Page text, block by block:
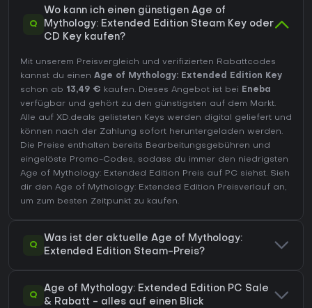
Q
Wo kann ich einen günstigen Age of
Mythology: Extended Edition Steam Key oder
CD Key kaufen?
Mit unserem Preisvergleich und verifizierten Rabattcodes
kannst du einen Age of Mythology: Extended Edition Key
schon ab 13,49 € kaufen. Dieses Angebot ist bei Eneba
verfügbar und gehört zu den günstigsten auf dem Markt.
Alle auf XD.deals gelisteten Keys werden digital geliefert und
können nach der Zahlung sofort heruntergeladen werden.
Die Preise enthalten bereits Bearbeitungsgebühren und
eingelöste Promo-Codes, sodass du immer den niedrigsten
Age of Mythology: Extended Edition Preis auf PC siehst. Sieh
dir den Age of Mythology: Extended Edition Preisverlauf an,
um zum besten Zeitpunkt zu kaufen.
Q
Was ist der aktuelle Age of Mythology:
Extended Edition Steam-Preis?
Q
Age of Mythology: Extended Edition PC Sale
& Rabatt - alles auf einen Blick